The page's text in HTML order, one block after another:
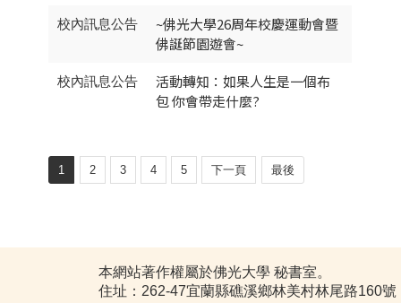
校內訊息公告
~佛光大學26周年校慶運動會暨
佛誕節園遊會~
校內訊息公告
活動轉知：如果人生是一個布
包 你會帶走什麼?
1 2 3 4 5 下一頁 最後
本網站著作權屬於佛光大學 秘書室。
住址：262-47宜蘭縣礁溪鄉林美村林尾路160號